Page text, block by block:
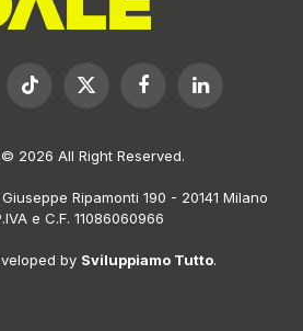
TikTok
X
FacebookLinkedIn
2026 All Right Reserved.
Giuseppe Ripamonti 190 - 20141 Milano
e C.F. 11086060966
by Sviluppiamo Tutto.